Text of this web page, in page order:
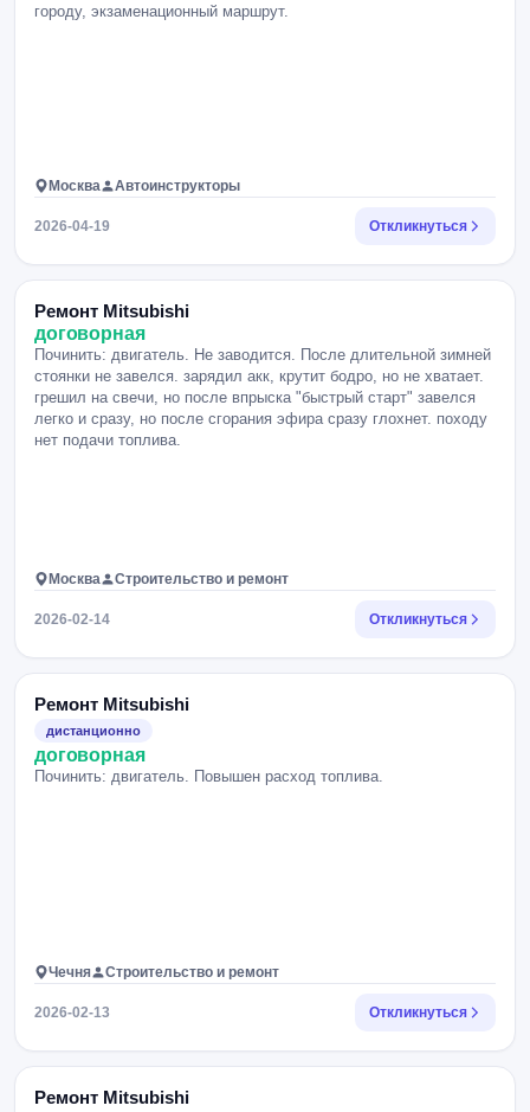
городу, экзаменационный маршрут.
Москва Автоинструкторы
2026-04-19 Откликнуться
Ремонт Mitsubishi
договорная
Починить: двигатель. Не заводится. После длительной зимней
стоянки не завелся. зарядил акк, крутит бодро, но не хватает.
грешил на свечи, но после впрыска "быстрый старт" завелся
легко и сразу, но после сгорания эфира сразу глохнет. походу
нет подачи топлива.
Москва Строительство и ремонт
2026-02-14 Откликнуться
Ремонт Mitsubishi
дистанционно
договорная
Починить: двигатель. Повышен расход топлива.
Чечня Строительство и ремонт
2026-02-13 Откликнуться
Ремонт Mitsubishi